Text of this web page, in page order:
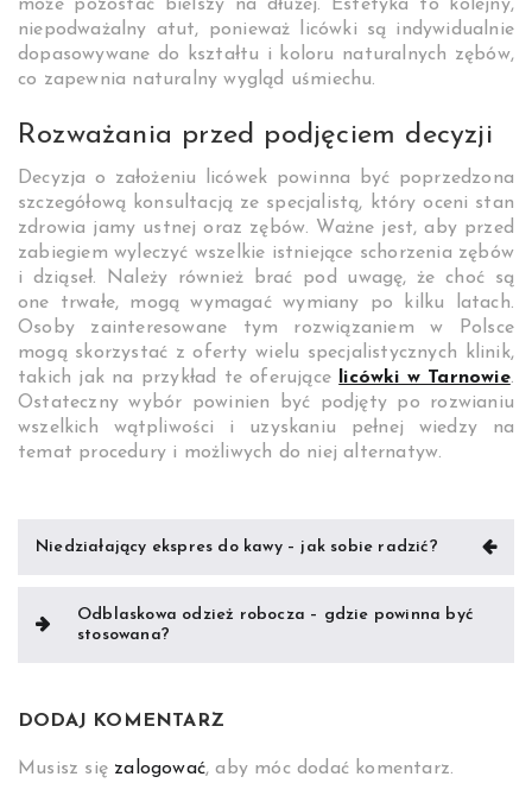
może pozostać bielszy na dłużej. Estetyka to kolejny,
niepodważalny atut, ponieważ licówki są indywidualnie
dopasowywane do kształtu i koloru naturalnych zębów,
co zapewnia naturalny wygląd uśmiechu.
Rozważania przed podjęciem decyzji
Decyzja o założeniu licówek powinna być poprzedzona
szczegółową konsultacją ze specjalistą, który oceni stan
zdrowia jamy ustnej oraz zębów. Ważne jest, aby przed
zabiegiem wyleczyć wszelkie istniejące schorzenia zębów
i dziąseł. Należy również brać pod uwagę, że choć są
one trwałe, mogą wymagać wymiany po kilku latach.
Osoby zainteresowane tym rozwiązaniem w Polsce
mogą skorzystać z oferty wielu specjalistycznych klinik,
takich jak na przykład te oferujące
licówki w Tarnowie.
Ostateczny wybór powinien być podjęty po rozwianiu
wszelkich wątpliwości i uzyskaniu pełnej wiedzy na
temat procedury i możliwych do niej alternatyw.
Nawigacja
Niedziałający ekspres do kawy – jak sobie radzić?
Odblaskowa odzież robocza – gdzie powinna być
stosowana?
DODAJ KOMENTARZ
Musisz się zalogować, aby móc dodać komentarz.